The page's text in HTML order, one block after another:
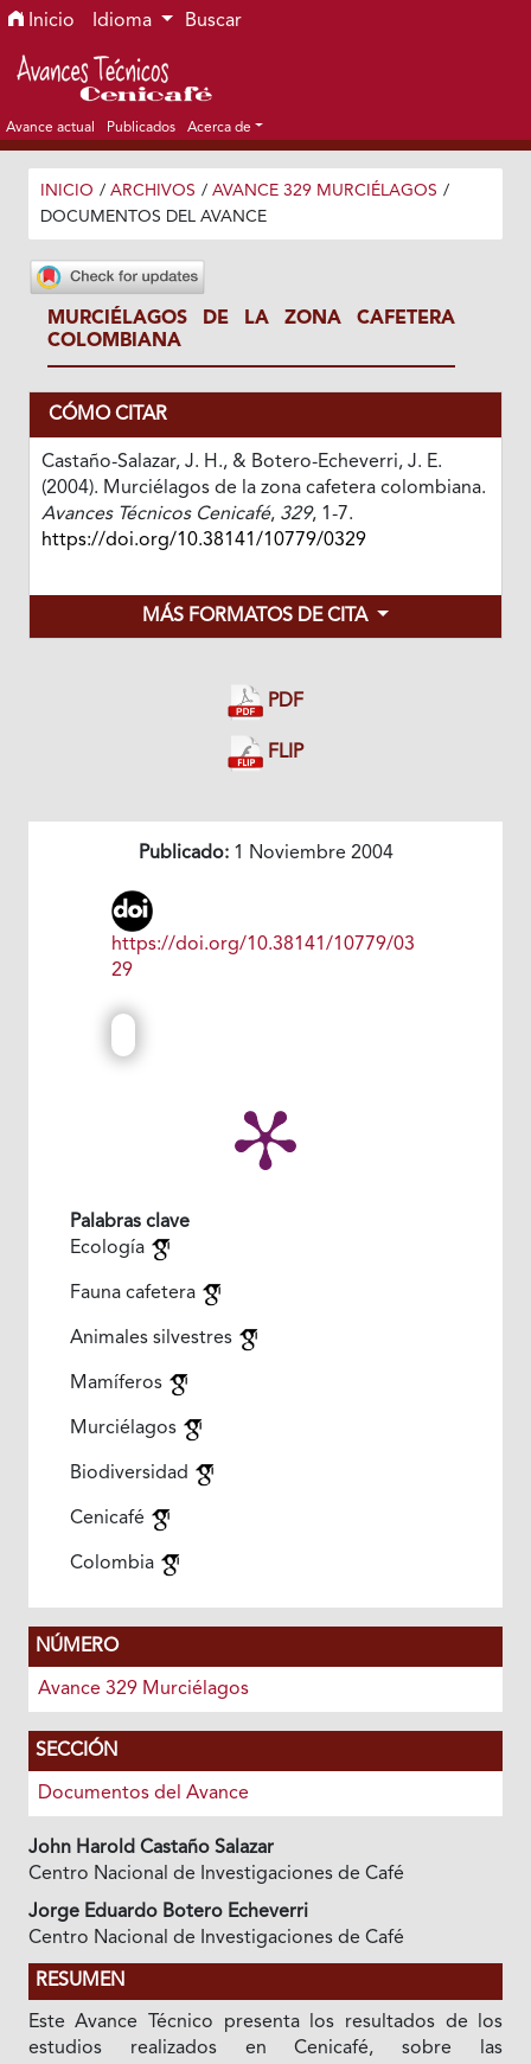
Ir al menú de navegación principal
Ir al contenido principal
Ir al pie de página del sitio
Inicio Idioma Buscar
Avance actual Publicados Acerca de
INICIO / ARCHIVOS / AVANCE 329 MURCIÉLAGOS /
DOCUMENTOS DEL AVANCE
MURCIÉLAGOS DE LA ZONA CAFETERA
COLOMBIANA
CÓMO CITAR
Castaño-Salazar, J. H., & Botero-Echeverri, J. E.
(2004). Murciélagos de la zona cafetera colombiana.
Avances Técnicos Cenicafé, 329, 1-7.
https://doi.org/10.38141/10779/0329
MÁS FORMATOS DE CITA
PDF
FLIP
Publicado:1 Noviembre 2004
https://doi.org/10.38141/10779/03
29
Palabras clave
Ecología
Fauna cafetera
Animales silvestres
Mamíferos
Murciélagos
Biodiversidad
Cenicafé
Colombia
NÚMERO
Avance 329 Murciélagos
SECCIÓN
Documentos del Avance
John Harold Castaño Salazar
Centro Nacional de Investigaciones de Café
Jorge Eduardo Botero Echeverri
Centro Nacional de Investigaciones de Café
RESUMEN
Este Avance Técnico presenta los resultados de los
estudios realizados en Cenicafé, sobre las